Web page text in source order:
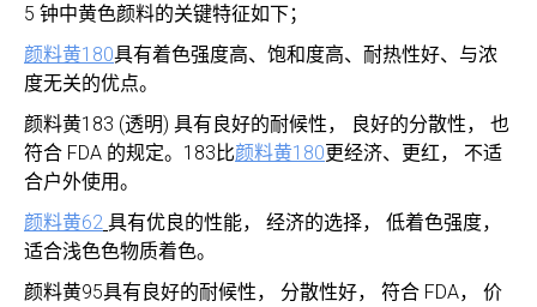
5 钟中黄色颜料的关键特征如下；
颜料黄180具有着色强度高、饱和度高、耐热性好、与浓
度无关的优点。
颜料黄183 (透明) 具有良好的耐候性， 良好的分散性， 也
符合 FDA 的规定。183比颜料黄180更经济、更红， 不适
合户外使用。
颜料黄62 具有优良的性能， 经济的选择， 低着色强度，
适合浅色色物质着色。
颜料黄95具有良好的耐候性， 分散性好， 符合 FDA， 价